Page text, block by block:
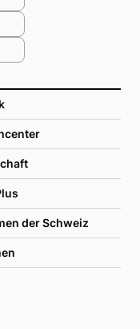
der Schweiz